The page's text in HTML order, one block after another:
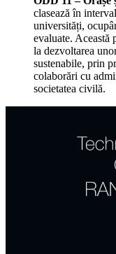
clasează în
universități,
evaluate. Această
la dezvoltarea
sustenabile, prin
colaborări cu
societatea civilă.